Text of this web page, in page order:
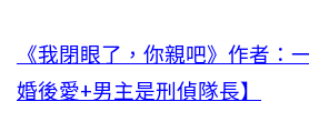
《我閉眼了，你親吧》作者：
婚後愛+男主是刑偵隊長】